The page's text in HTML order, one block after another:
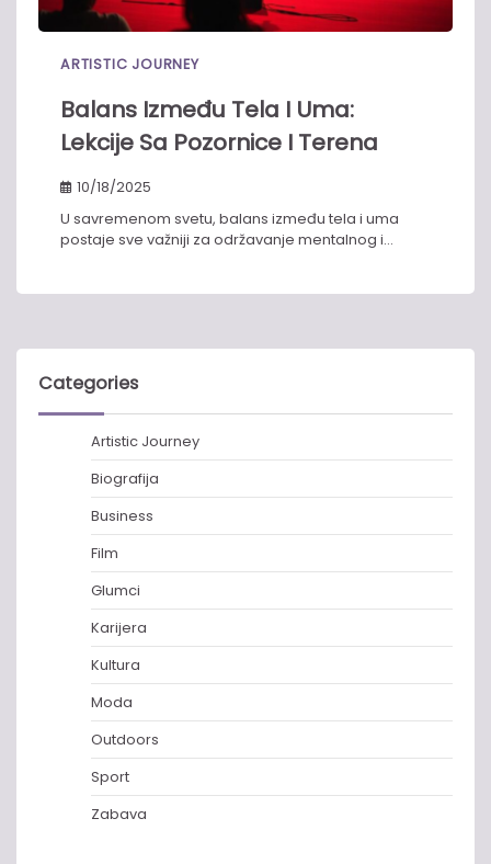
ARTISTIC JOURNEY
Balans Između Tela I Uma:
Lekcije Sa Pozornice I Terena
10/18/2025
U savremenom svetu, balans između tela i uma
postaje sve važniji za održavanje mentalnog i…
Categories
Artistic Journey
Biografija
Business
Film
Glumci
Karijera
Kultura
Moda
Outdoors
Sport
Zabava